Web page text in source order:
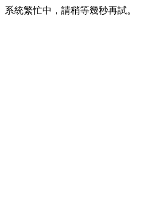
系統繁忙中，請稍等幾秒再試。